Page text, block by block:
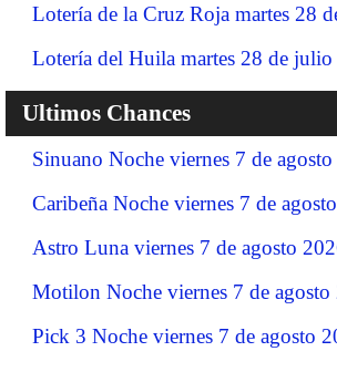
Lotería de la Cruz Roja martes 28
Lotería del Huila martes 28 de
Ultimos Chances
Sinuano Noche viernes 7 de
Caribeña Noche viernes 7 de
Astro Luna viernes 7 de agosto
Motilon Noche viernes 7 de agosto
Pick 3 Noche viernes 7 de agosto